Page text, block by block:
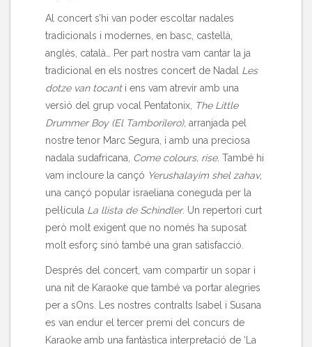
Al concert s’hi van poder escoltar nadales
tradicionals i modernes, en basc, castellà,
anglès, català… Per part nostra vam cantar la ja
tradicional en els nostres concert de Nadal Les
dotze van tocanti ens vam atrevir amb una
versió del grup vocal Pentatonix, The Little
Drummer Boy (El Tamborilero), arranjada pel
nostre tenor Marc Segura, i amb una preciosa
nadala sudafricana, Come colours, rise. També hi
vam incloure la cançó Yerushalayim shel zahav,
una cançó popular israeliana coneguda per la
pel·lícula La llista de Schindler. Un repertori curt
però molt exigent que no només ha suposat
molt esforç sinó també una gran satisfacció.
Després del concert, vam compartir un sopar i
una nit de Karaoke que també va portar alegries
per a sOns. Les nostres contralts Isabel i Susana
es van endur el tercer premi del concurs de
Karaoke amb una fantàstica interpretació de ‘La